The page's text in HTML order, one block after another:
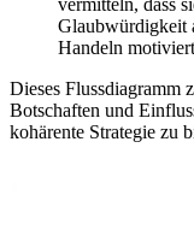
vermitteln, dass
Glaubwürdigkeit
Handeln
Dieses Flussdiagramm
Botschaften und
kohärente Strategie zu